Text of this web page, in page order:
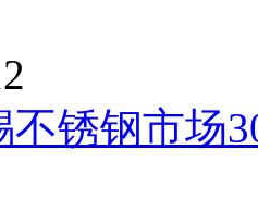
不锈钢市场